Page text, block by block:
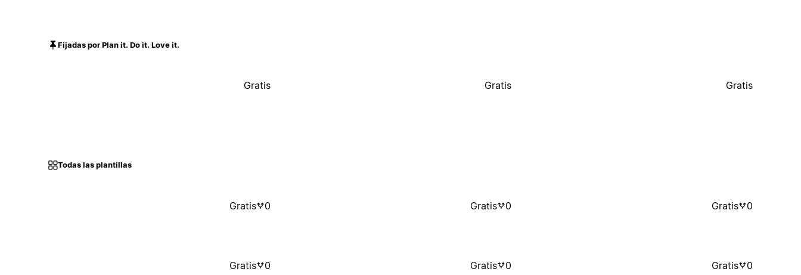
Fijadas por Plan it. Do it. Love it.
Gratis Gratis Gratis
Todas las plantillas
Gratis 0 Gratis 0 Gratis 0
Gratis 0 Gratis 0 Gratis 0